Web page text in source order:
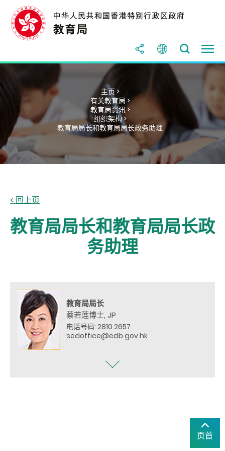
主页 >
有关教育局 >
教育局资讯 >
组织架构 >
教育局局长和教育局局长政务助理
< 回上页
教育局局长和教育局局长政
务助理
教育局局长
蔡若莲博士, JP
电话号码: 2810 2657
sedoffice@edb.gov.hk
页首